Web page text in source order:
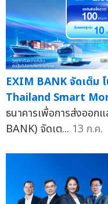
EXIM BANK จัดเต็ม
Thailand Smart
ธนาคารเพื่อการส่งออก
BANK) จัดเต... 13 ก.ค.